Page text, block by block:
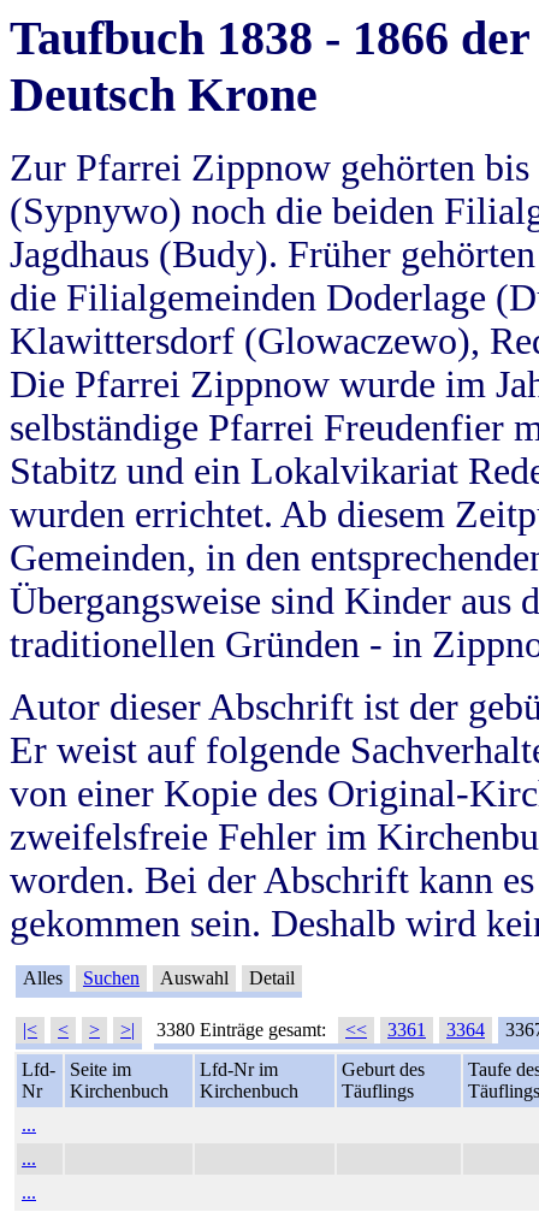
Taufbuch 1838 - 1866
Deutsch Krone
Zur Pfarrei Zippnow gehörten
(Sypnywo) noch die beiden
Jagdhaus (Budy). Früher
die Filialgemeinden Doderlage
Klawittersdorf (Glowaczewo),
Die Pfarrei Zippnow wurde im
selbständige Pfarrei Freudenfier
Stabitz und ein Lokalvikariat
wurden errichtet. Ab diesem
Gemeinden, in den
Übergangsweise sind Kinder aus
traditionellen Gründen - in
Autor dieser Abschrift ist der
Er weist auf folgende
von einer Kopie des Original-
zweifelsfreie Fehler im
worden. Bei der Abschrift kann
gekommen sein. Deshalb wird
Alles Suchen Auswahl Detail
|< < > >| 3380 Einträge gesamt: << 3361 3364
Lfd-
Nr
Seite im
Kirchenbuch
Lfd-Nr im
Kirchenbuch
Geburt des
Täuflings
Taufe
Täuflings
...
...
...